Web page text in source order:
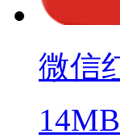
微信
14MB